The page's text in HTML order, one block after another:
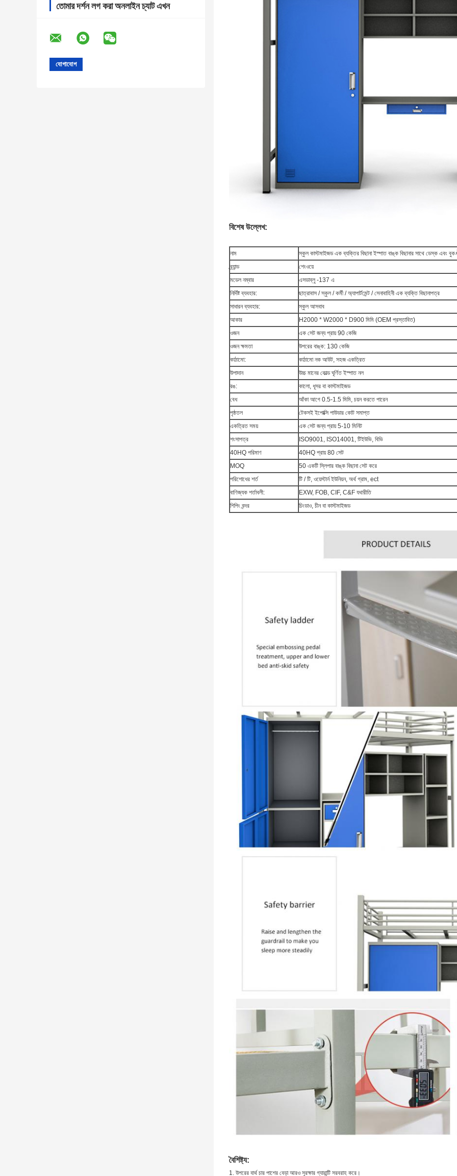
তোমার দর্শন লগ করা অনলাইন চ্যাট এখন
বিশেষ উল্লেখ:
নাম
স্কুল কাস্টমাইজড এক ব্যক্তির বিছানা ইস্পাত বাঙ্ক বিছানার সাথে ডেস্ক এবং
ব্র্যান্ড
শেংওয়ে
মডেল নম্বার
এসডাব্লু -137 এ
নির্দিষ্ট ব্যবহার:
ছাত্রাবাস / স্কুল / কর্মী / অ্যাপার্টমেন্ট / সেনাবাহিনী এক ব্যক্তি বিছানাপত্র
সাধারন ব্যবহার:
স্কুল আসবাব
আকার
H2000 * W2000 * D900 মিমি (OEM প্রস্তাবিত)
ওজন
এক সেট জন্য প্রায় 90 কেজি
ওজন ক্ষমতা
উপরের বাঙ্ক: 130 কেজি
কাঠামো:
কাঠামো নক আউট, সহজ একত্রিত
উপাদান
উচ্চ মানের কোল্ড ঘূর্ণিত ইস্পাত নল
রঙ:
কালো, ধূসর বা কাস্টমাইজড
বেধ
আঁকা আগে 0.5-1.5 মিমি, চয়ন করতে পারেন
পৃষ্ঠতল
টেকসই ইপোক্সি পাউডার কোট সমাপ্ত
একত্রিত সময়
এক সেট জন্য প্রায় 5-10 মিনিট
শংসাপত্র
ISO9001, ISO14001, টিইউভি, বিভি
40HQ পরিমাণ
40HQ প্রায় 80 সেট
MOQ
50 একটি স্লিপার বাঙ্ক বিছানা সেট করে
পরিশোধের শর্ত
টি / টি, ওয়েস্টার্ন ইউনিয়ন, অর্থ গ্রাম, ect
বাণিজ্যক শর্তাবলী:
EXW, FOB, CIF, C&F যথারীতি
শিপিং বন্দর
চিংডাও, চীন বা কাস্টমাইজড
বৈশিষ্ট্য:
1. উপরের বার্থ চার পাশের বেড়া আরও সুরক্ষার গ্যারান্টি সরবরাহ করে।